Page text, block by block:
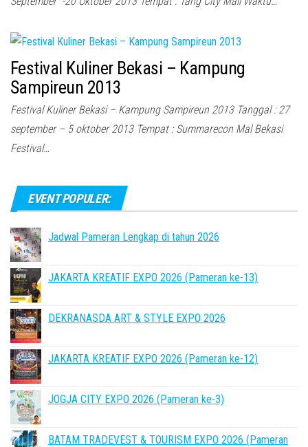
Festival Kuliner Bekasi – Kampung
Sampireun 2013
Festival Kuliner Bekasi – Kampung Sampireun 2013 Tanggal : 27
september – 5 oktober 2013 Tempat : Summarecon Mal Bekasi
Festival…
EVENT POPULER:
Jadwal Pameran Lengkap di tahun 2026
JAKARTA KREATIF EXPO 2026 (Pameran ke-13)
DEKRANASDA ART & STYLE EXPO 2026
JAKARTA KREATIF EXPO 2026 (Pameran ke-12)
JOGJA CITY EXPO 2026 (Pameran ke-3)
BATAM TRADEVEST & TOURISM EXPO 2026 (Pameran